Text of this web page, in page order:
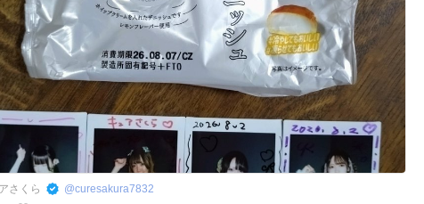
さくら @curesakura7832